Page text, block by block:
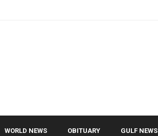
WORLD NEWS OBITUARY GULF NEWS